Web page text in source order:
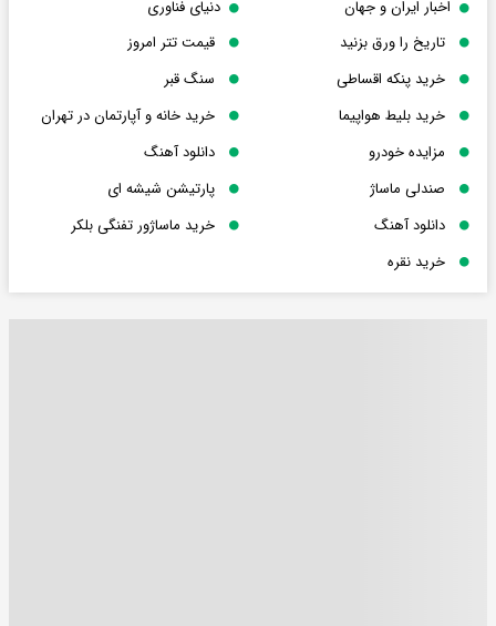
اخبار ایران و جهان
دنیای فناوری
تاریخ را ورق بزنید
قیمت تتر امروز
خرید پنکه اقساطی
سنگ قبر
خرید بلیط هواپیما
خرید خانه و آپارتمان در تهران
مزایده خودرو
دانلود آهنگ
صندلی ماساژ
پارتیشن شیشه ای
دانلود آهنگ
خرید ماساژور تفنگی بلکر
خرید نقره